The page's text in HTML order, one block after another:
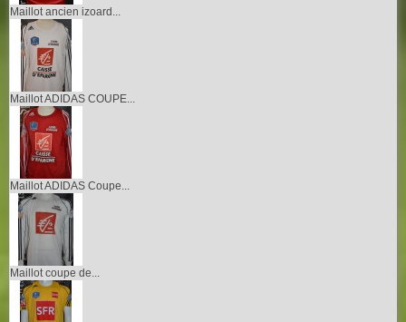
Maillot ancien izoard...
Maillot ADIDAS COUPE...
Maillot ADIDAS Coupe...
Maillot coupe de...